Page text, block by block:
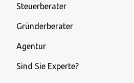
Steuerberater
Gründerberater
Agentur
Sind Sie Experte?